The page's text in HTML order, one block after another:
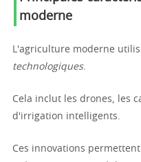
moderne
L'agriculture moderne
technologiques.
Cela inclut les drones, les
d'irrigation intelligents.
Ces innovations